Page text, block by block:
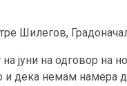
Шилегов,
на јуни на одговор
и дека немам намера